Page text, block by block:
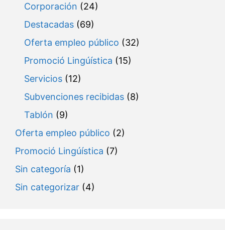
Corporación (24)
Destacadas (69)
Oferta empleo público (32)
Promoció Lingúística (15)
Servicios (12)
Subvenciones recibidas (8)
Tablón (9)
Oferta empleo público (2)
Promoció Lingúística (7)
Sin categoría (1)
Sin categorizar (4)